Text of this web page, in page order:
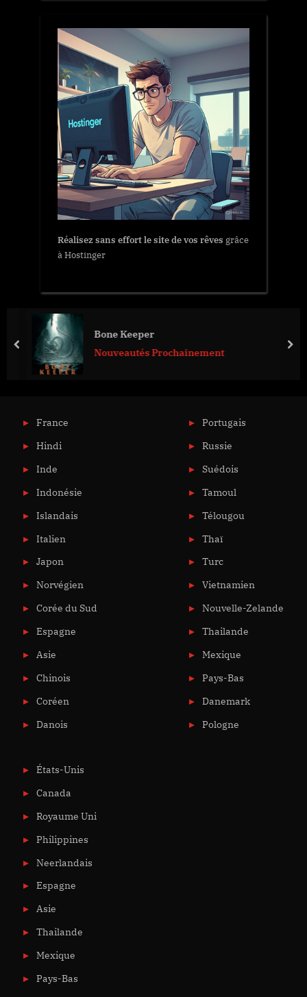
Réalisez sans effort le site de vos rêves grâce
à Hostinger
Bone Keeper
Nouveautés Prochainement
prev
France
Hindi
Inde
Indonésie
Islandais
Italien
Japon
Norvégien
Corée du Sud
Espagne
Asie
Chinois
Coréen
Danois
Portugais
Russie
Suédois
Tamoul
Télougou
Thaï
Turc
Vietnamien
Nouvelle-Zelande
Thailande
Mexique
Pays-Bas
Danemark
Pologne
États-Unis
Canada
Royaume Uni
Philippines
Neerlandais
Espagne
Asie
Thailande
Mexique
Pays-Bas